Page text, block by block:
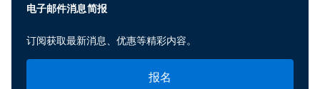
电子邮件消息简报
订阅获取最新消息、优惠等精彩内容。
报名